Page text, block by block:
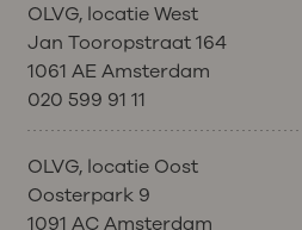
OLVG, locatie West
Jan Tooropstraat 164
1061 AE Amsterdam
020 599 91 11
OLVG, locatie Oost
Oosterpark 9
1091 AC Amsterdam